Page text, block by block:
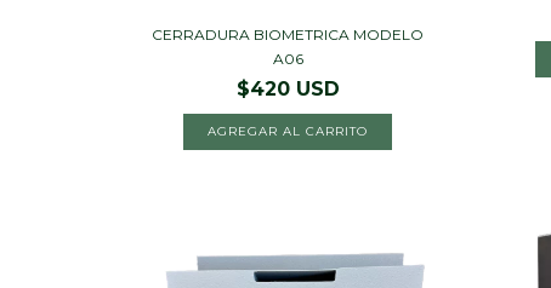
CERRADURA BIOMETRICA MODELO
A06
$420 USD
AGREGAR AL CARRITO